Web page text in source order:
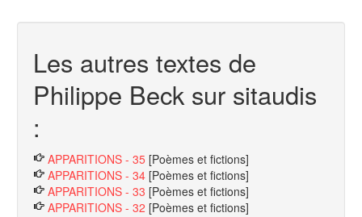
Les autres textes de
Philippe Beck sur sitaudis
:
APPARITIONS - 35 [Poèmes et fictions]
APPARITIONS - 34 [Poèmes et fictions]
APPARITIONS - 33 [Poèmes et fictions]
APPARITIONS - 32 [Poèmes et fictions]